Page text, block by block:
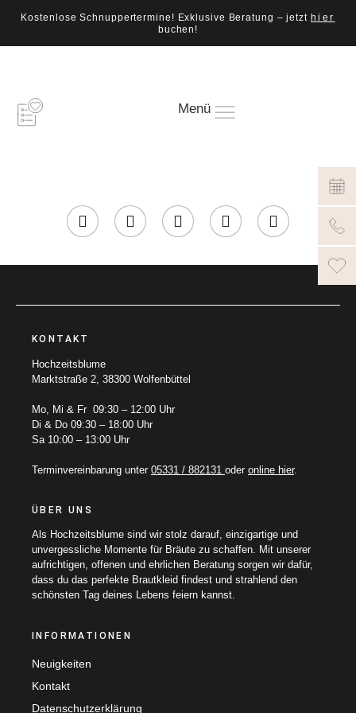
Kostenlose Schnuppertermine! Exklusive Beratung – jetzt hier
buchen!
Menü
KONTAKT
Hochzeitsblume
Marktstraße 2, 38300 Wolfenbüttel
Mo, Mi & Fr 09:30 – 12:00 Uhr
Di & Do 09:30 – 18:00 Uhr
Sa 10:00 – 13:00 Uhr
Terminvereinbarung unter 05331 / 882131 oder online hier.
ÜBER UNS
Als Hochzeitsblume sind wir stolz darauf, einzigartige und
unvergessliche Momente für Bräute zu schaffen. Mit unserer
aufrichtigen, offenen und ehrlichen Beratung sorgen wir dafür,
dass du das perfekte Brautkleid findest und strahlend den
schönsten Tag deines Lebens feiern kannst.
INFORMATIONEN
Neuigkeiten
Kontakt
Datenschutzerklärung